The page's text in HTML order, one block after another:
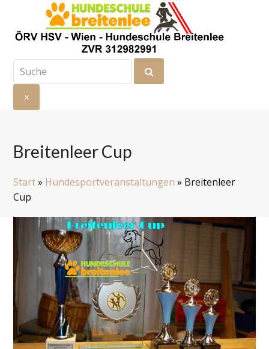
Suche
×
Suche
Breitenleer Cup
Start» Hundesportveranstaltungen » Breitenleer
Cup